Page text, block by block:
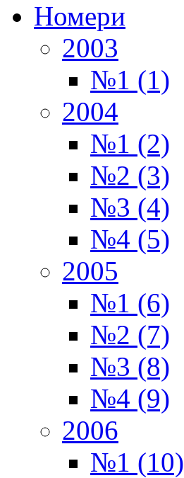
Номери
2003
№1 (1)
2004
№1 (2)
№2 (3)
№3 (4)
№4 (5)
2005
№1 (6)
№2 (7)
№3 (8)
№4 (9)
2006
№1 (10)